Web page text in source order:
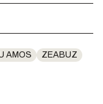
AMOS ZEABUZ